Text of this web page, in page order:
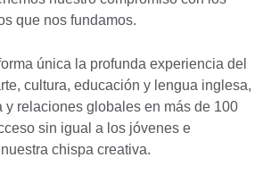
que nos fundamos.
única la profunda experiencia del
cultura, educación y lengua inglesa,
y relaciones globales en más de 100
sin igual a los jóvenes e
chispa creativa.